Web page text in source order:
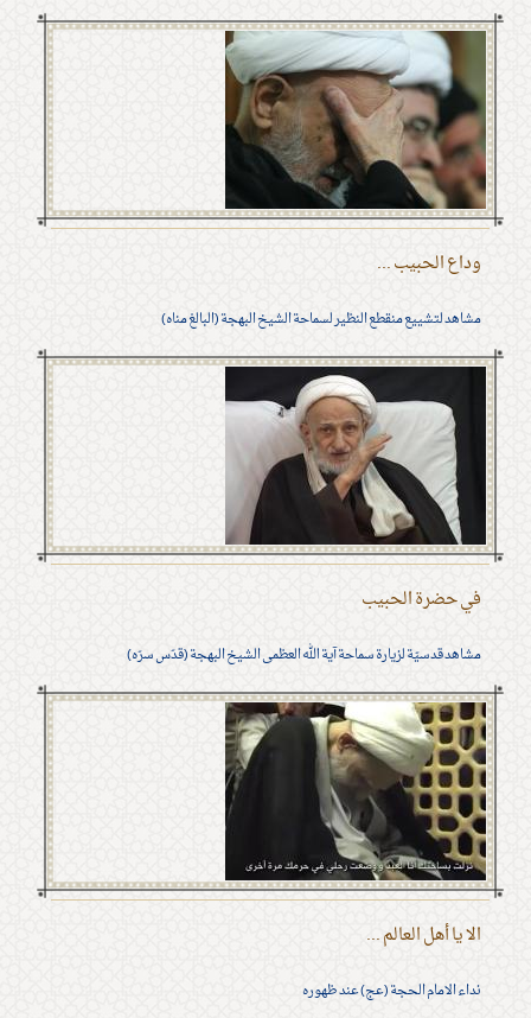
وداع الحبيب ...
مشاهد لتشييع منقطع النظير لسماحة الشيخ البهجة (البالغ مناه)
في حضرة الحبيب
مشاهد قدسيّة لزيارة سماحة آية الله العظمى الشيخ البهجة (قدّس سرّه)
الا يا أهل العالم ...
نداء الامام الحجة (عج) عند ظهوره